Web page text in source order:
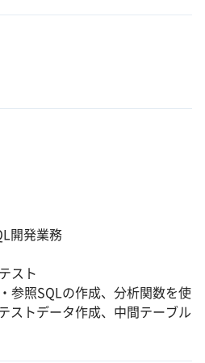
開発業務
スト
参照SQLの作成、分析関数を使
ストデータ作成、中間テーブル